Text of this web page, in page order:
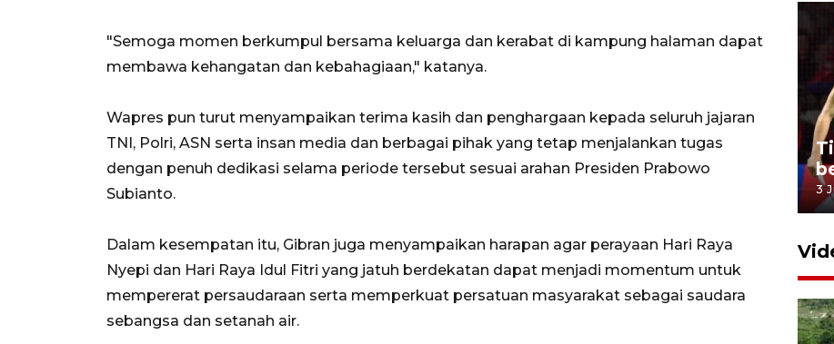
"Semoga momen berkumpul bersama keluarga dan kerabat di kampung halaman dapat
membawa kehangatan dan kebahagiaan," katanya.
Wapres pun turut menyampaikan terima kasih dan penghargaan kepada seluruh jajaran
TNI, Polri, ASN serta insan media dan berbagai pihak yang tetap menjalankan tugas
dengan penuh dedikasi selama periode tersebut sesuai arahan Presiden Prabowo
Subianto.
Dalam kesempatan itu, Gibran juga menyampaikan harapan agar perayaan Hari Raya
Nyepi dan Hari Raya Idul Fitri yang jatuh berdekatan dapat menjadi momentum untuk
mempererat persaudaraan serta memperkuat persatuan masyarakat sebagai saudara
sebangsa dan setanah air.
Lebaran Betawi 2026, ajang
silaturahim masyarakat dan
upaya pelestarian budaya di
Ibu Kota
3